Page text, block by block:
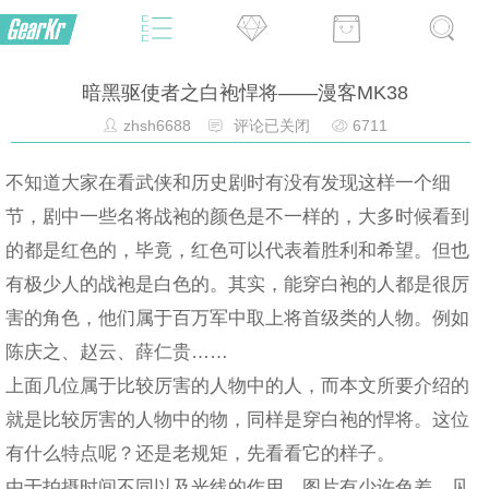
暗黑驱使者之白袍悍将——漫客MK38
zhsh6688 评论已关闭 6711
不知道大家在看武侠和历史剧时有没有发现这样一个细
节，剧中一些名将战袍的颜色是不一样的，大多时候看到
的都是红色的，毕竟，红色可以代表着胜利和希望。但也
有极少人的战袍是白色的。其实，能穿白袍的人都是很厉
害的角色，他们属于百万军中取上将首级类的人物。例如
陈庆之、赵云、薛仁贵……
上面几位属于比较厉害的人物中的人，而本文所要介绍的
就是比较厉害的人物中的物，同样是穿白袍的悍将。这位
有什么特点呢？还是老规矩，先看看它的样子。